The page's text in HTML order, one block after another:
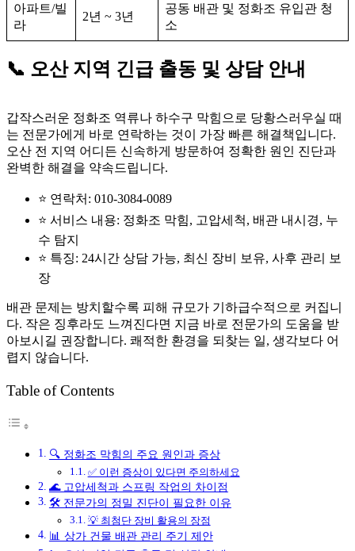
아파트/빌
라
2년 ~ 3년
공동 배관 및 정화조 유입관 청
소
📞 오산 지역 긴급 출동 및 상담 안내
갑작스러운 정화조 역류나 하수구 막힘으로 당황스러우실 때
는 전문가에게 바로 연락하는 것이 가장 빠른 해결책입니다.
오산 전 지역 어디든 신속하게 방문하여 정확한 원인 진단과
완벽한 해결을 약속드립니다.
⭐ 연락처: 010-3084-0089
⭐ 서비스 내용: 정화조 막힘, 고압세척, 배관 내시경, 누
수 탐지
⭐ 특징: 24시간 상담 가능, 최신 장비 보유, 사후 관리 보
장
배관 문제는 방치할수록 피해 규모가 기하급수적으로 커집니
다. 작은 징후라도 느껴진다면 지금 바로 전문가의 도움을 받
아보시길 권장합니다. 쾌적한 환경을 되찾는 일, 생각보다 어
렵지 않습니다.
Table of Contents
🔍 정화조 막힘의 주요 원인과 증상
✅ 이런 증상이 있다면 주의하세요
🌊 고압세척과 스프링 작업의 차이점
🛠️ 전문가의 정밀 진단이 필요한 이유
💡 최첨단 장비 활용의 장점
📊 상가 건물 배관 관리 주기 제안